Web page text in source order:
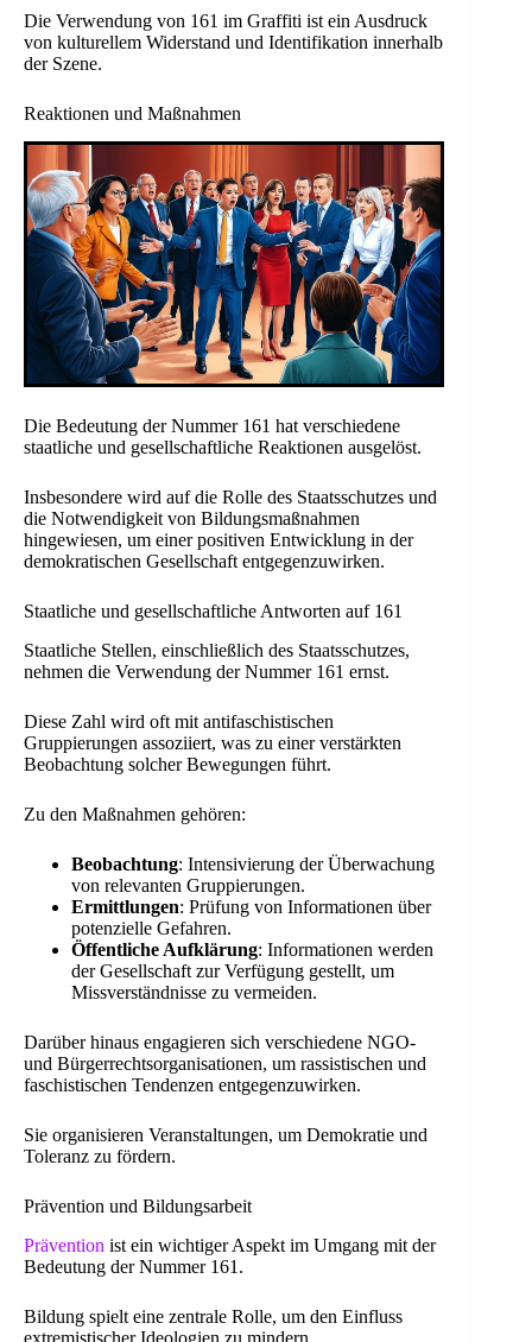
Die Verwendung von 161 im Graffiti ist ein Ausdruck
von kulturellem Widerstand und Identifikation innerhalb
der Szene.
Reaktionen und Maßnahmen
Die Bedeutung der Nummer 161 hat verschiedene
staatliche und gesellschaftliche Reaktionen ausgelöst.
Insbesondere wird auf die Rolle des Staatsschutzes und
die Notwendigkeit von Bildungsmaßnahmen
hingewiesen, um einer positiven Entwicklung in der
demokratischen Gesellschaft entgegenzuwirken.
Staatliche und gesellschaftliche Antworten auf 161
Staatliche Stellen, einschließlich des Staatsschutzes,
nehmen die Verwendung der Nummer 161 ernst.
Diese Zahl wird oft mit antifaschistischen
Gruppierungen assoziiert, was zu einer verstärkten
Beobachtung solcher Bewegungen führt.
Zu den Maßnahmen gehören:
Beobachtung: Intensivierung der Überwachung
von relevanten Gruppierungen.
Ermittlungen: Prüfung von Informationen über
potenzielle Gefahren.
Öffentliche Aufklärung: Informationen werden
der Gesellschaft zur Verfügung gestellt, um
Missverständnisse zu vermeiden.
Darüber hinaus engagieren sich verschiedene NGO-
und Bürgerrechtsorganisationen, um rassistischen und
faschistischen Tendenzen entgegenzuwirken.
Sie organisieren Veranstaltungen, um Demokratie und
Toleranz zu fördern.
Prävention und Bildungsarbeit
Prävention ist ein wichtiger Aspekt im Umgang mit der
Bedeutung der Nummer 161.
Bildung spielt eine zentrale Rolle, um den Einfluss
extremistischer Ideologien zu mindern.